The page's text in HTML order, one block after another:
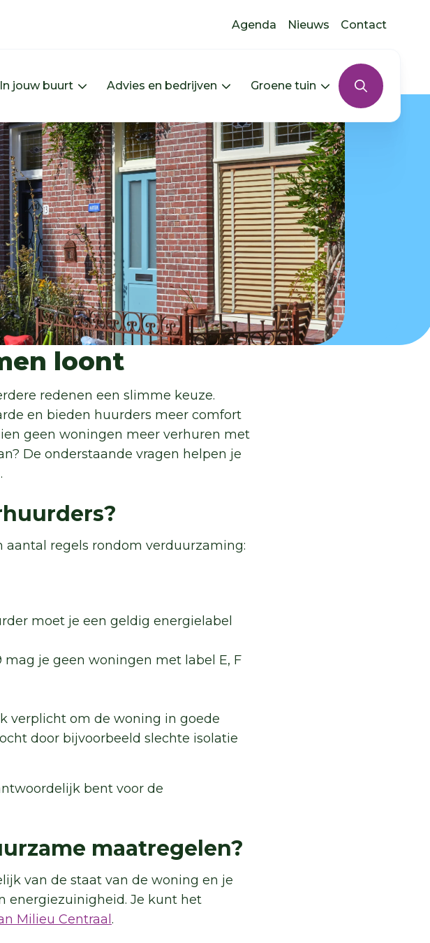
Agenda Nieuws Contact
Subsidies & acties uitklappen
In jouw buurt Menu In jouw buurt uitklappen
Advies en bedrijven Menu Advies en bedrijven
Groene tuin Menu Groene
loont
redenen een slimme keuze.
en bieden huurders meer comfort
geen woningen meer verhuren met
De onderstaande vragen helpen je
regels rondom verduurzaming:
moet je een geldig energielabel
mag je geen woningen met label E, F
verplicht om de woning in goede
door bijvoorbeeld slechte isolatie
bent voor de
maatregelen?
van de staat van de woning en je
energiezuinigheid. Je kunt het
Milieu Centraal.